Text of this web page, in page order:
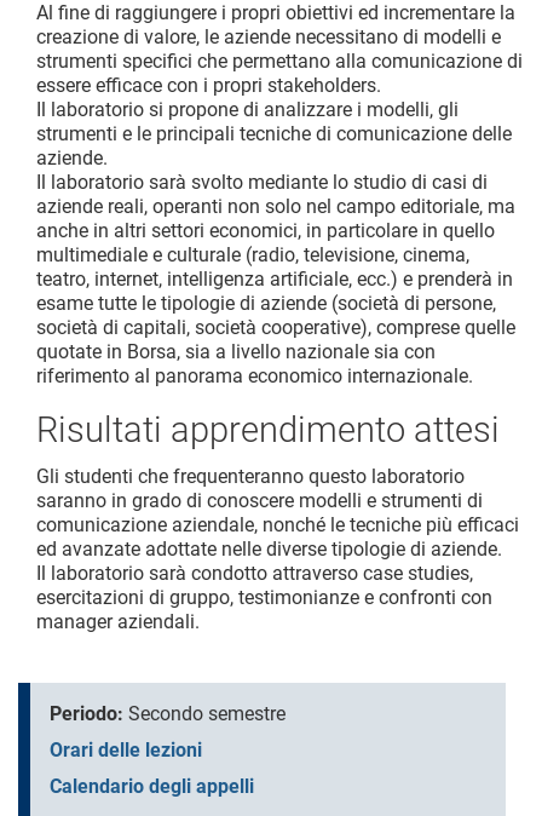
Al fine di raggiungere i propri obiettivi ed incrementare la
creazione di valore, le aziende necessitano di modelli e
strumenti specifici che permettano alla comunicazione di
essere efficace con i propri stakeholders.
Il laboratorio si propone di analizzare i modelli, gli
strumenti e le principali tecniche di comunicazione delle
aziende.
Il laboratorio sarà svolto mediante lo studio di casi di
aziende reali, operanti non solo nel campo editoriale, ma
anche in altri settori economici, in particolare in quello
multimediale e culturale (radio, televisione, cinema,
teatro, internet, intelligenza artificiale, ecc.) e prenderà in
esame tutte le tipologie di aziende (società di persone,
società di capitali, società cooperative), comprese quelle
quotate in Borsa, sia a livello nazionale sia con
riferimento al panorama economico internazionale.
Risultati apprendimento attesi
Gli studenti che frequenteranno questo laboratorio
saranno in grado di conoscere modelli e strumenti di
comunicazione aziendale, nonché le tecniche più efficaci
ed avanzate adottate nelle diverse tipologie di aziende.
Il laboratorio sarà condotto attraverso case studies,
esercitazioni di gruppo, testimonianze e confronti con
manager aziendali.
Periodo: Secondo semestre
Orari delle lezioni
Calendario degli appelli